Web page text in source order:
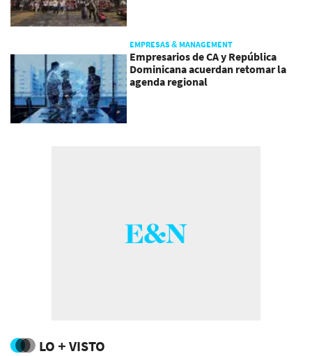
EMPRESAS & MANAGEMENT
Empresarios de CA y República
Dominicana acuerdan retomar la
agenda regional
LO + VISTO